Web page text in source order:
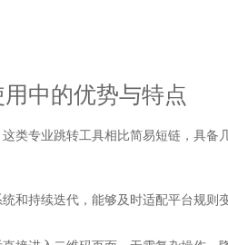
中的优势与特点
类专业跳转工具相比简易短链，具备
和持续迭代，能够及时适配平台规